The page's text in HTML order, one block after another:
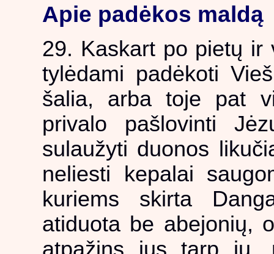
Apie padėkos maldą
29. Kaskart po pietų ir
tylėdami padėkoti
šalia, arba toje pat
privalo pašlovinti
sulaužyti duonos
neliesti kepalai
kuriems skirta
atiduota be abejonių,
atpažins jus tarp jų,